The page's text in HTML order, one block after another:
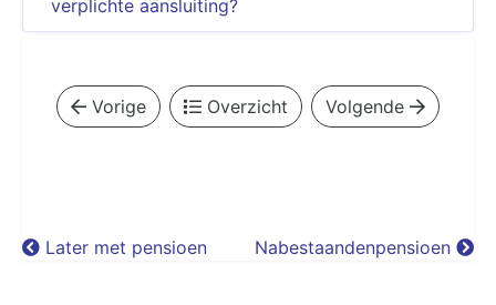
verplichte aansluiting?
Vorige Overzicht Volgende
Later met pensioen Nabestaandenpensioen